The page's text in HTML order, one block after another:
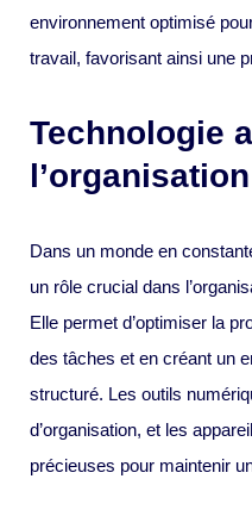
environnement optimisé
travail, favorisant ainsi une
Technologie
l’organisation
Dans un monde en
un rôle crucial dans
Elle permet d’optimiser la
des tâches et en créant un
structuré. Les outils
d’organisation, et les
précieuses pour maintenir